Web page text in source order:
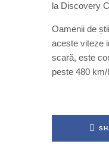
la Discovery
Oamenii de
aceste viteze
scară, este
peste 480